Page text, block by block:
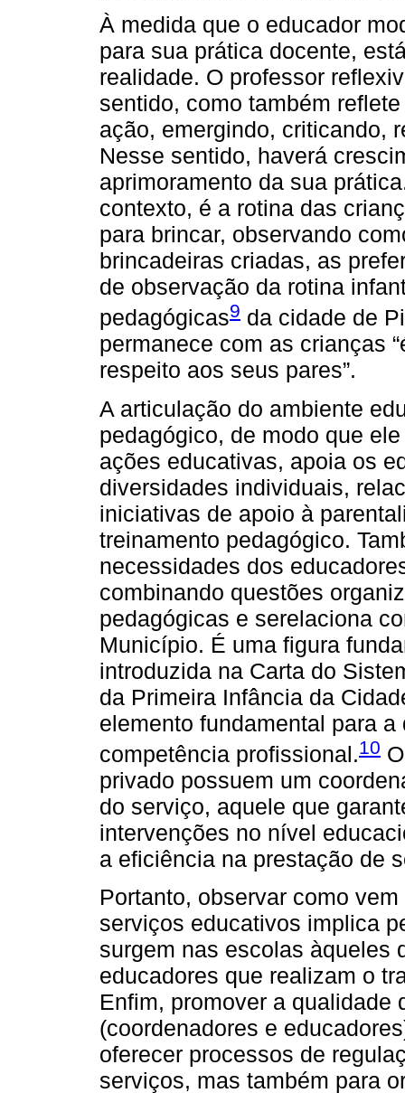
À medida que o educador
para sua prática docente,
realidade. O professor
sentido, como também
ação, emergindo, criticando,
Nesse sentido, haverá
aprimoramento da sua
contexto, é a rotina das
para brincar, observando
brincadeiras criadas, as
de observação da rotina
pedagógicas9 da cidade de
permanece com as crianças
respeito aos seus pares”.
A articulação do ambiente
pedagógico, de modo que
ações educativas, apoia os
diversidades individuais,
iniciativas de apoio à
treinamento pedagógico.
necessidades dos
combinando questões
pedagógicas e serelaciona
Município. É uma figura
introduzida na Carta do
da Primeira Infância da
elemento fundamental para
competência profissional.10
privado possuem um
do serviço, aquele que
intervenções no nível
a eficiência na prestação de
Portanto, observar como
serviços educativos implica
surgem nas escolas àqueles
educadores que realizam o
Enfim, promover a qualidade
(coordenadores e
oferecer processos de
serviços, mas também para